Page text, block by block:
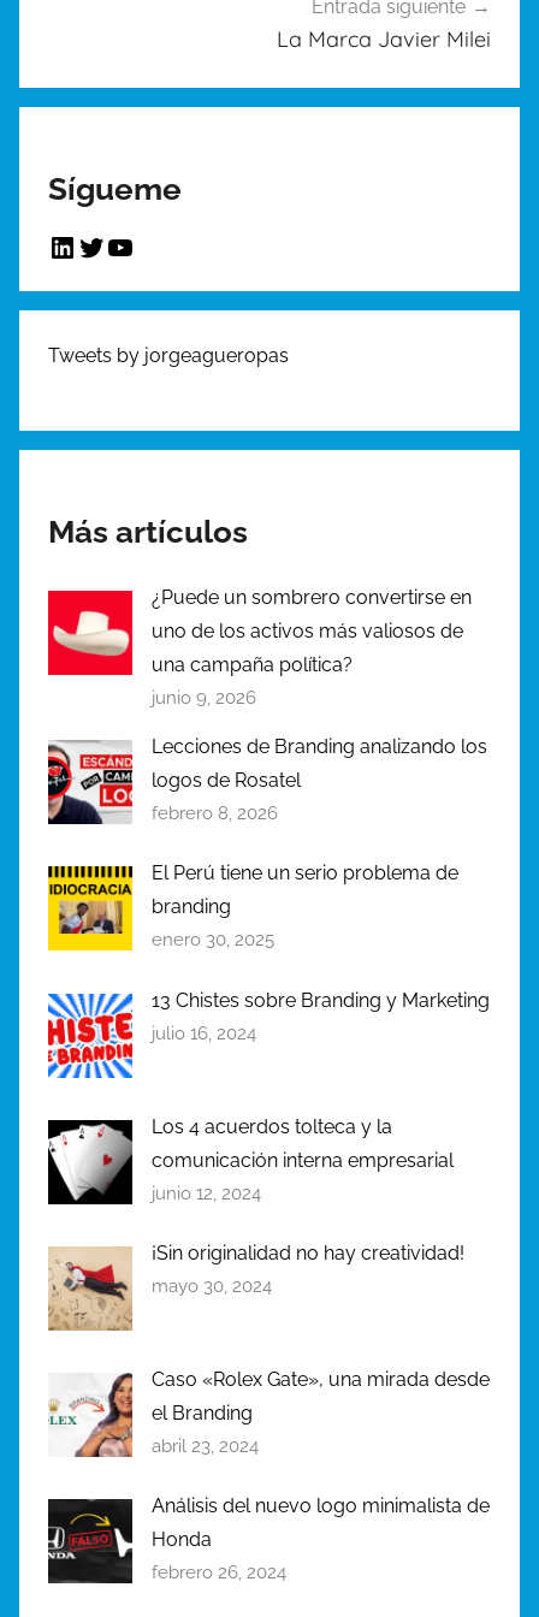
c
c
ó
n
ñ
r
c
o
,
o
i
p
o
M
c
a
,
r
g
r
Entrada siguiente
La Marca Javier Milei
Sígueme
LinkedIn
Twitter
YouTube
Tweets by jorgeagueropas
Más artículos
¿Puede un sombrero convertirse en
uno de los activos más valiosos de
una campaña política?
junio 9, 2026
Lecciones de Branding analizando los
logos de Rosatel
febrero 8, 2026
El Perú tiene un serio problema de
branding
enero 30, 2025
13 Chistes sobre Branding y Marketing
julio 16, 2024
Los 4 acuerdos tolteca y la
comunicación interna empresarial
junio 12, 2024
¡Sin originalidad no hay creatividad!
mayo 30, 2024
Caso «Rolex Gate», una mirada desde
el Branding
abril 23, 2024
Análisis del nuevo logo minimalista de
Honda
febrero 26, 2024